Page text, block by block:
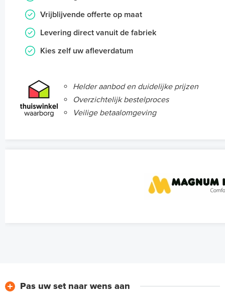
Vrijblijvende offerte op maat
Levering direct vanuit de fabriek
Kies zelf uw afleverdatum
Helder aanbod en duidelijke prijzen
Overzichtelijk bestelproces
Veilige betaalomgeving
Pas uw set naar wens aan